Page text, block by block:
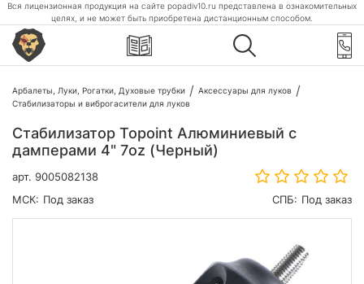
Вся лицензионная продукция на сайте popadiv10.ru представлена в ознакомительных
целях, и не может быть приобретена дистанционным способом.
Арбалеты, Луки, Рогатки, Духовые трубки
Аксессуары для луков
Стабилизаторы и виброгасители для луков
Стабилизатор Topoint Алюминиевый с
дамперами 4" 7oz (Черный)
арт. 9005082138
МСК: Под заказ СПБ: Под заказ